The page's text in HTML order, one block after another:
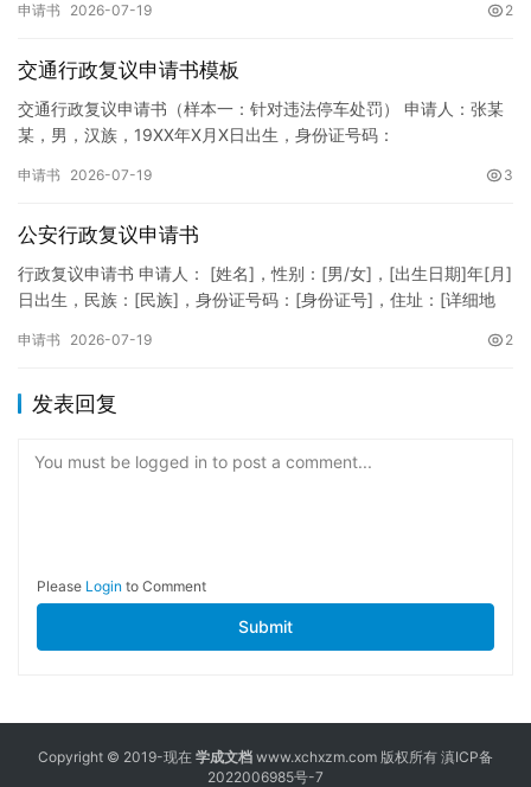
纸张与…
申请书 2026-07-19 2
交通行政复议申请书模板
交通行政复议申请书（样本一：针对违法停车处罚） 申请人：张某
某，男，汉族，19XX年X月X日出生，身份证号码：
申请书 2026-07-19 3
公安行政复议申请书
行政复议申请书 申请人： [姓名]，性别：[男/女]，[出生日期]年[月]
日出生，民族：[民族]，身份证号码：[身份证号]，住址：[详细地
申请书 2026-07-19 2
发表回复
You must be logged in to post a comment...
Please Login to Comment
Submit
Copyright © 2019-现在 学成文档 www.xchxzm.com 版权所有 滇ICP备
2022006985号-7